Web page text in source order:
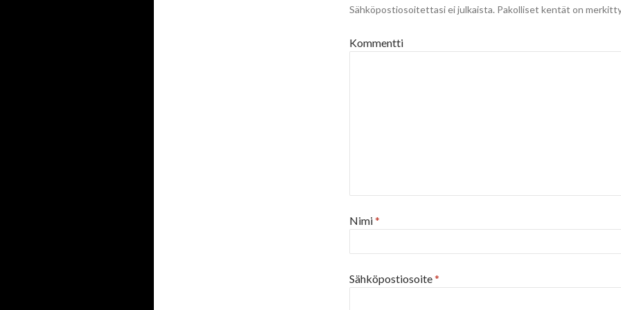
Sähköpostiosoitettasi ei julkaista. Pakolliset kentät on
Kommentti
Nimi*
Sähköpostiosoite*